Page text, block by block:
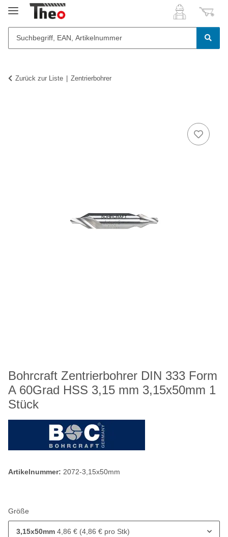
Zurück zur Liste Zentrierbohrer
Bohrcraft Zentrierbohrer DIN 333 Form
A 60Grad HSS 3,15 mm 3,15x50mm 1
Stück
Artikelnummer: 2072-3,15x50mm
Größe
3,15x50mm 4,86 € (4,86 € pro Stk)